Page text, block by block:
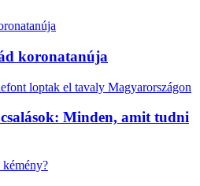
koronatanúja
Minden, amit tudni